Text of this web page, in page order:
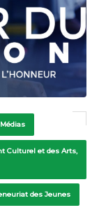
Culturel et des Arts,
des Jeunes